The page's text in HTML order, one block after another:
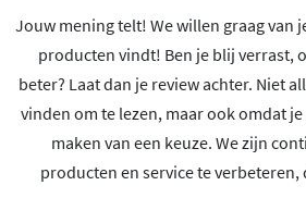
Jouw mening telt! We willen graag van
producten vindt! Ben je blij verrast,
beter? Laat dan je review achter. Niet
vinden om te lezen, maar ook omdat
maken van een keuze. We zijn
producten en service te